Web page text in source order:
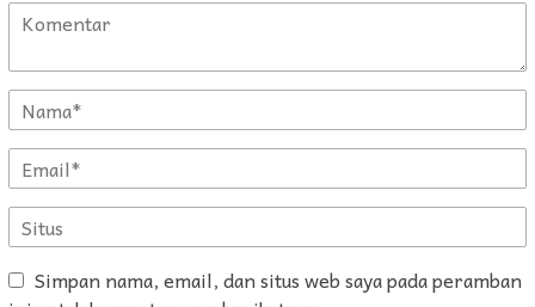
Simpan nama, email, dan situs web saya pada peramban